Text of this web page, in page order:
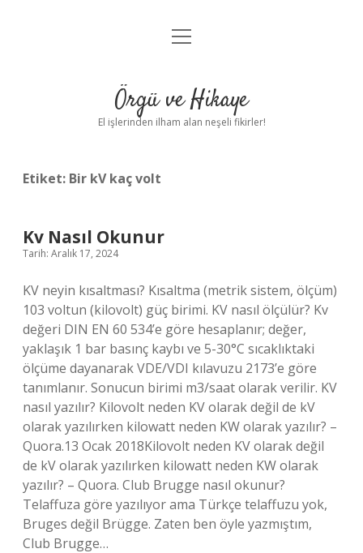
Anasayfa
Yasal Uyarı
menüyü
Örgü ve Hikaye
El işlerinden ilham alan neşeli fikirler!
Etiket: Bir kV kaç volt
Kv Nasıl Okunur
Tarih: Aralık 17, 2024
KV neyin kısaltması? Kısaltma (metrik sistem, ölçüm)
103 voltun (kilovolt) güç birimi. KV nasıl ölçülür? Kv
değeri DIN EN 60 534’e göre hesaplanır; değer,
yaklaşık 1 bar basınç kaybı ve 5-30°C sıcaklıktaki
ölçüme dayanarak VDE/VDI kılavuzu 2173’e göre
tanımlanır. Sonucun birimi m3/saat olarak verilir. KV
nasıl yazılır? Kilovolt neden KV olarak değil de kV
olarak yazılırken kilowatt neden KW olarak yazılır? –
Quora.13 Ocak 2018Kilovolt neden KV olarak değil
de kV olarak yazılırken kilowatt neden KW olarak
yazılır? – Quora. Club Brugge nasıl okunur?
Telaffuza göre yazılıyor ama Türkçe telaffuzu yok,
Bruges değil Brügge. Zaten ben öyle yazmıştım,
Club Brugge…